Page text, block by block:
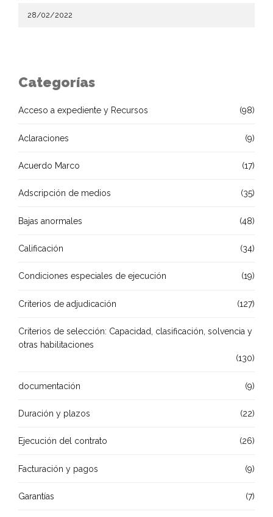
Categorías
Acceso a expediente y Recursos (98)
Aclaraciones (9)
Acuerdo Marco (17)
Adscripción de medios (35)
Bajas anormales (48)
Calificación (34)
Condiciones especiales de ejecución (19)
Criterios de adjudicación (127)
Criterios de selección: Capacidad, clasificación, solvencia y
otras habilitaciones
(130)
documentación (9)
Duración y plazos (22)
Ejecución del contrato (26)
Facturación y pagos (9)
Garantías (7)